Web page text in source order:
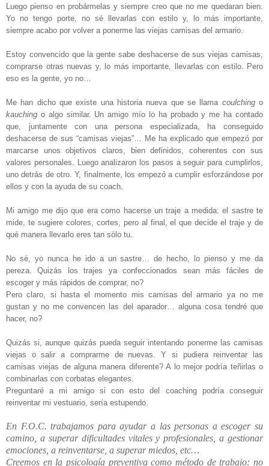
Luego pienso en probármelas y siempre creo que no me quedaran bien.
Yo no tengo porte, no sé llevarlas con estilo y, lo más importante,
siempre acabo por volver a ponerme las viejas camisas del armario.
Estoy convencido que la gente sabe deshacerse de sus viejas camisas,
comprarse otras nuevas y, lo más importante, llevarlas con estilo. Pero
eso es la gente, yo no…
Me han dicho que existe una historia nueva que se llama coulchingo
kauching o algo similar. Un amigo mío lo ha probado y me ha contado
que, juntamente con una persona especializada, ha conseguido
deshacerse de sus “camisas viejas”… Me ha explicado que empezó por
marcarse unos objetivos claros, bien definidos, coherentes con sus
valores personales. Luego analizaron los pasos a seguir para cumplirlos,
uno detrás de otro. Y, finalmente, los empezó a cumplir esforzándose por
ellos y con la ayuda de su coach.
Mi amigo me dijo que era como hacerse un traje a medida: el sastre te
mide, te sugiere colores, cortes, pero al final, el que decide el traje y de
qué manera llevarlo eres tan sólo tu.
No sé, yo nunca he ido a un sastre… de hecho, lo pienso y me da
pereza. Quizás los trajes ya confeccionados sean más fáciles de
escoger y más rápidos de comprar, no?
Pero claro, si hasta el momento mis camisas del armario ya no me
gustan y no me convencen las del aparador… alguna cosa tendré que
hacer, no?
Quizás si, aunque quizás pueda seguir intentando ponerme las camisas
viejas o salir a comprarme de nuevas. Y si pudiera reinventar las
camisas viejas de alguna manera diferente? A lo mejor podría teñirlas o
combinarlas con corbatas elegantes.
Preguntaré a mi amigo si con esto del coaching podría conseguir
reinventar mi vestuario, sería estupendo.
En F.O.C. trabajamos para ayudar a las personas a escoger su
camino, a superar dificultades vitales y profesionales, a gestionar
emociones, a reinventarse, a superar miedos, etc…
Creemos en la psicología preventiva como método de trabajo: no